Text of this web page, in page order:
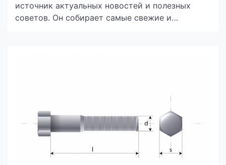
источник актуальных новостей и полезных
советов. Он собирает самые свежие и
политику, экономику, культуру, спорт, […]